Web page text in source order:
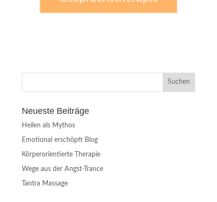
Neueste Beiträge
Heilen als Mythos
Emotional erschöpft Blog
Körperorientierte Therapie
Wege aus der Angst-Trance
Tantra Massage